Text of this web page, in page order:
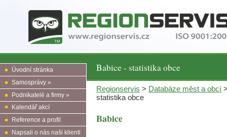
Babice - statistika obce
Úvodní stránka
Samosprávy »
Podnikatelé a firmy »
Kalendář akcí
Reference a profil
Napsali o nás naši klienti
Regionservis > Databáze měst a obcí
statistika obce
Babice